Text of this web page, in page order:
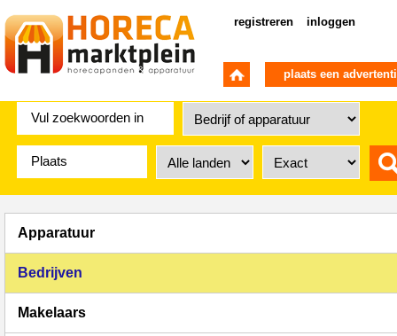
registreren inloggen
plaats een
Apparatuur
Bedrijven
Makelaars